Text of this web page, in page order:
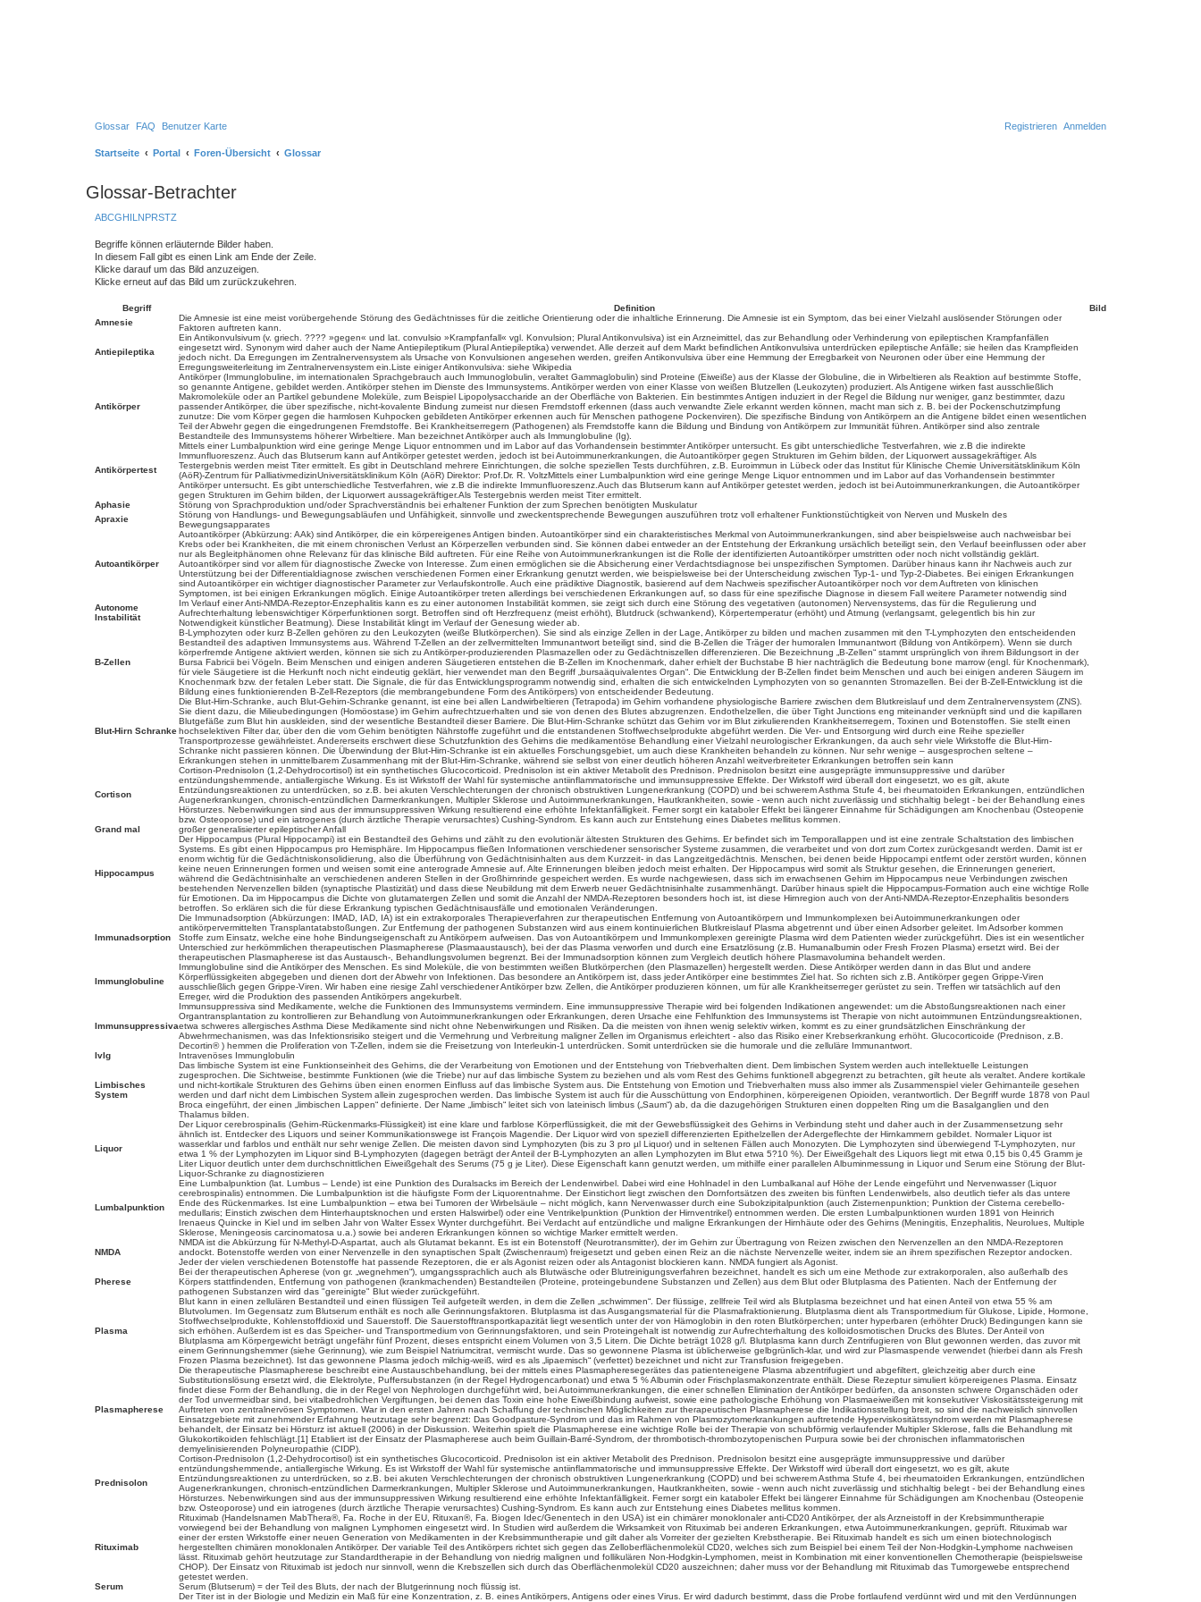
Glossar FAQ Benutzer Karte Anmelden
Registrieren
Startseite Portal Foren-Übersicht Glossar
Glossar-Betrachter
ABCGHIL NPRSTZ
Begriffe können erläuternde Bilder haben.
In diesem Fall gibt es einen Link am Ende der Zeile.
Klicke darauf um das Bild anzuzeigen.
Klicke erneut auf das Bild um zurückzukehren.
Begriff Definition
Bild
Amnesie
Die Amnesie ist eine meist vorübergehende Störung des Gedächtnisses für die zeitliche Orientierung oder die inhaltliche Erinnerung. Die Amnesie ist ein Symptom, das bei einer Vielzahl auslösender Störungen oder
Faktoren auftreten kann.
Antiepileptika
Ein Antikonvulsivum (v. griech. ???? »gegen« und lat. convulsio »Krampfanfall« vgl. Konvulsion; Plural Antikonvulsiva) ist ein Arzneimittel, das zur Behandlung oder Verhinderung von epileptischen Krampfanfällen
eingesetzt wird. Synonym wird daher auch der Name Antiepileptikum (Plural Antiepileptika) verwendet. Alle derzeit auf dem Markt befindlichen Antikonvulsiva unterdrücken epileptische Anfälle; sie heilen das Krampfleiden
jedoch nicht. Da Erregungen im Zentralnervensystem als Ursache von Konvulsionen angesehen werden, greifen Antikonvulsiva über eine Hemmung der Erregbarkeit von Neuronen oder über eine Hemmung der
Erregungsweiterleitung im Zentralnervensystem ein.Liste einiger Antikonvulsiva: siehe Wikipedia
Antikörper
Antikörper (Immunglobuline, im internationalen Sprachgebrauch auch Immunoglobulin, veraltet Gammaglobulin) sind Proteine (Eiweiße) aus der Klasse der Globuline, die in Wirbeltieren als Reaktion auf bestimmte Stoffe,
so genannte Antigene, gebildet werden. Antikörper stehen im Dienste des Immunsystems. Antikörper werden von einer Klasse von weißen Blutzellen (Leukozyten) produziert. Als Antigene wirken fast ausschließlich
Makromoleküle oder an Partikel gebundene Moleküle, zum Beispiel Lipopolysaccharide an der Oberfläche von Bakterien. Ein bestimmtes Antigen induziert in der Regel die Bildung nur weniger, ganz bestimmter, dazu
passender Antikörper, die über spezifische, nicht-kovalente Bindung zumeist nur diesen Fremdstoff erkennen (dass auch verwandte Ziele erkannt werden können, macht man sich z. B. bei der Pockenschutzimpfung
zunutze: Die vom Körper gegen die harmlosen Kuhpocken gebildeten Antikörper erkennen auch für Menschen pathogene Pockenviren). Die spezifische Bindung von Antikörpern an die Antigene bildet einen wesentlichen
Teil der Abwehr gegen die eingedrungenen Fremdstoffe. Bei Krankheitserregern (Pathogenen) als Fremdstoffe kann die Bildung und Bindung von Antikörpern zur Immunität führen. Antikörper sind also zentrale
Bestandteile des Immunsystems höherer Wirbeltiere. Man bezeichnet Antikörper auch als Immunglobuline (Ig).
Antikörpertest
Mittels einer Lumbalpunktion wird eine geringe Menge Liquor entnommen und im Labor auf das Vorhandensein bestimmter Antikörper untersucht. Es gibt unterschiedliche Testverfahren, wie z.B die indirekte
Immunfluoreszenz. Auch das Blutserum kann auf Antikörper getestet werden, jedoch ist bei Autoimmunerkrankungen, die Autoantikörper gegen Strukturen im Gehirn bilden, der Liquorwert aussagekräftiger. Als
Testergebnis werden meist Titer ermittelt. Es gibt in Deutschland mehrere Einrichtungen, die solche speziellen Tests durchführen, z.B. Euroimmun in Lübeck oder das Institut für Klinische Chemie Universitätsklinikum Köln
(AöR)-Zentrum für PalliativmedizinUniversitätsklinikum Köln (AöR) Direktor: Prof.Dr. R. VoltzMittels einer Lumbalpunktion wird eine geringe Menge Liquor entnommen und im Labor auf das Vorhandensein bestimmter
Antikörper untersucht. Es gibt unterschiedliche Testverfahren, wie z.B die indirekte Immunfluoreszenz.Auch das Blutserum kann auf Antikörper getestet werden, jedoch ist bei Autoimmunerkrankungen, die Autoantikörper
gegen Strukturen im Gehirn bilden, der Liquorwert aussagekräftiger.Als Testergebnis werden meist Titer ermittelt.
Aphasie
Störung von Sprachproduktion und/oder Sprachverständnis bei erhaltener Funktion der zum Sprechen benötigten Muskulatur
Apraxie
Störung von Handlungs- und Bewegungsabläufen und Unfähigkeit, sinnvolle und zweckentsprechende Bewegungen auszuführen trotz voll erhaltener Funktionstüchtigkeit von Nerven und Muskeln des
Bewegungsapparates
Autoantikörper
Autoantikörper (Abkürzung: AAk) sind Antikörper, die ein körpereigenes Antigen binden. Autoantikörper sind ein charakteristisches Merkmal von Autoimmunerkrankungen, sind aber beispielsweise auch nachweisbar bei
Krebs oder bei Krankheiten, die mit einem chronischen Verlust an Körperzellen verbunden sind. Sie können dabei entweder an der Entstehung der Erkrankung ursächlich beteiligt sein, den Verlauf beeinflussen oder aber
nur als Begleitphänomen ohne Relevanz für das klinische Bild auftreten. Für eine Reihe von Autoimmunerkrankungen ist die Rolle der identifizierten Autoantikörper umstritten oder noch nicht vollständig geklärt.
Autoantikörper sind vor allem für diagnostische Zwecke von Interesse. Zum einen ermöglichen sie die Absicherung einer Verdachtsdiagnose bei unspezifischen Symptomen. Darüber hinaus kann ihr Nachweis auch zur
Unterstützung bei der Differentialdiagnose zwischen verschiedenen Formen einer Erkrankung genutzt werden, wie beispielsweise bei der Unterscheidung zwischen Typ-1- und Typ-2-Diabetes. Bei einigen Erkrankungen
sind Autoantikörper ein wichtiger diagnostischer Parameter zur Verlaufskontrolle. Auch eine prädiktive Diagnostik, basierend auf dem Nachweis spezifischer Autoantikörper noch vor dem Auftreten von klinischen
Symptomen, ist bei einigen Erkrankungen möglich. Einige Autoantikörper treten allerdings bei verschiedenen Erkrankungen auf, so dass für eine spezifische Diagnose in diesem Fall weitere Parameter notwendig sind
Autonome
Instabilität
Im Verlauf einer Anti-NMDA-Rezeptor-Enzephalitis kann es zu einer autonomen Instabilität kommen, sie zeigt sich durch eine Störung des vegetativen (autonomen) Nervensystems, das für die Regulierung und
Aufrechterhaltung lebenswichtiger Körperfunktionen sorgt. Betroffen sind oft Herzfrequenz (meist erhöht), Blutdruck (schwankend), Körpertemperatur (erhöht) und Atmung (verlangsamt, gelegentlich bis hin zur
Notwendigkeit künstlicher Beatmung). Diese Instabilität klingt im Verlauf der Genesung wieder ab.
B-Zellen
B-Lymphozyten oder kurz B-Zellen gehören zu den Leukozyten (weiße Blutkörperchen). Sie sind als einzige Zellen in der Lage, Antikörper zu bilden und machen zusammen mit den T-Lymphozyten den entscheidenden
Bestandteil des adaptiven Immunsystems aus. Während T-Zellen an der zellvermittelten Immunantwort beteiligt sind, sind die B-Zellen die Träger der humoralen Immunantwort (Bildung von Antikörpern). Wenn sie durch
körperfremde Antigene aktiviert werden, können sie sich zu Antikörper-produzierenden Plasmazellen oder zu Gedächtniszellen differenzieren. Die Bezeichnung „B-Zellen“ stammt ursprünglich von ihrem Bildungsort in der
Bursa Fabricii bei Vögeln. Beim Menschen und einigen anderen Säugetieren entstehen die B-Zellen im Knochenmark, daher erhielt der Buchstabe B hier nachträglich die Bedeutung bone marrow (engl. für Knochenmark),
für viele Säugetiere ist die Herkunft noch nicht eindeutig geklärt, hier verwendet man den Begriff „bursaäquivalentes Organ“. Die Entwicklung der B-Zellen findet beim Menschen und auch bei einigen anderen Säugern im
Knochenmark bzw. der fetalen Leber statt. Die Signale, die für das Entwicklungsprogramm notwendig sind, erhalten die sich entwickelnden Lymphozyten von so genannten Stromazellen. Bei der B-Zell-Entwicklung ist die
Bildung eines funktionierenden B-Zell-Rezeptors (die membrangebundene Form des Antikörpers) von entscheidender Bedeutung.
Blut-Hirn Schranke
Die Blut-Hirn-Schranke, auch Blut-Gehirn-Schranke genannt, ist eine bei allen Landwirbeltieren (Tetrapoda) im Gehirn vorhandene physiologische Barriere zwischen dem Blutkreislauf und dem Zentralnervensystem (ZNS).
Sie dient dazu, die Milieubedingungen (Homöostase) im Gehirn aufrechtzuerhalten und sie von denen des Blutes abzugrenzen. Endothelzellen, die über Tight Junctions eng miteinander verknüpft sind und die kapillaren
Blutgefäße zum Blut hin auskleiden, sind der wesentliche Bestandteil dieser Barriere. Die Blut-Hirn-Schranke schützt das Gehirn vor im Blut zirkulierenden Krankheitserregern, Toxinen und Botenstoffen. Sie stellt einen
hochselektiven Filter dar, über den die vom Gehirn benötigten Nährstoffe zugeführt und die entstandenen Stoffwechselprodukte abgeführt werden. Die Ver- und Entsorgung wird durch eine Reihe spezieller
Transportprozesse gewährleistet. Andererseits erschwert diese Schutzfunktion des Gehirns die medikamentöse Behandlung einer Vielzahl neurologischer Erkrankungen, da auch sehr viele Wirkstoffe die Blut-Hirn-
Schranke nicht passieren können. Die Überwindung der Blut-Hirn-Schranke ist ein aktuelles Forschungsgebiet, um auch diese Krankheiten behandeln zu können. Nur sehr wenige – ausgesprochen seltene –
Erkrankungen stehen in unmittelbarem Zusammenhang mit der Blut-Hirn-Schranke, während sie selbst von einer deutlich höheren Anzahl weitverbreiteter Erkrankungen betroffen sein kann
Cortison
Cortison-Prednisolon (1,2-Dehydrocortisol) ist ein synthetisches Glucocorticoid. Prednisolon ist ein aktiver Metabolit des Prednison. Prednisolon besitzt eine ausgeprägte immunsuppressive und darüber
entzündungshemmende, antiallergische Wirkung. Es ist Wirkstoff der Wahl für systemische antiinflammatorische und immunsuppressive Effekte. Der Wirkstoff wird überall dort eingesetzt, wo es gilt, akute
Entzündungsreaktionen zu unterdrücken, so z.B. bei akuten Verschlechterungen der chronisch obstruktiven Lungenerkrankung (COPD) und bei schwerem Asthma Stufe 4, bei rheumatoiden Erkrankungen, entzündlichen
Augenerkrankungen, chronisch-entzündlichen Darmerkrankungen, Multipler Sklerose und Autoimmunerkrankungen, Hautkrankheiten, sowie - wenn auch nicht zuverlässig und stichhaltig belegt - bei der Behandlung eines
Hörsturzes. Nebenwirkungen sind aus der immunsuppressiven Wirkung resultierend eine erhöhte Infektanfälligkeit. Ferner sorgt ein kataboler Effekt bei längerer Einnahme für Schädigungen am Knochenbau (Osteopenie
bzw. Osteoporose) und ein iatrogenes (durch ärztliche Therapie verursachtes) Cushing-Syndrom. Es kann auch zur Entstehung eines Diabetes mellitus kommen.
Grand mal
großer generalisierter epileptischer Anfall
Hippocampus
Der Hippocampus (Plural Hippocampi) ist ein Bestandteil des Gehirns und zählt zu den evolutionär ältesten Strukturen des Gehirns. Er befindet sich im Temporallappen und ist eine zentrale Schaltstation des limbischen
Systems. Es gibt einen Hippocampus pro Hemisphäre. Im Hippocampus fließen Informationen verschiedener sensorischer Systeme zusammen, die verarbeitet und von dort zum Cortex zurückgesandt werden. Damit ist er
enorm wichtig für die Gedächtniskonsolidierung, also die Überführung von Gedächtnisinhalten aus dem Kurzzeit- in das Langzeitgedächtnis. Menschen, bei denen beide Hippocampi entfernt oder zerstört wurden, können
keine neuen Erinnerungen formen und weisen somit eine anterograde Amnesie auf. Alte Erinnerungen bleiben jedoch meist erhalten. Der Hippocampus wird somit als Struktur gesehen, die Erinnerungen generiert,
während die Gedächtnisinhalte an verschiedenen anderen Stellen in der Großhirnrinde gespeichert werden. Es wurde nachgewiesen, dass sich im erwachsenen Gehirn im Hippocampus neue Verbindungen zwischen
bestehenden Nervenzellen bilden (synaptische Plastizität) und dass diese Neubildung mit dem Erwerb neuer Gedächtnisinhalte zusammenhängt. Darüber hinaus spielt die Hippocampus-Formation auch eine wichtige Rolle
für Emotionen. Da im Hippocampus die Dichte von glutamatergen Zellen und somit die Anzahl der NMDA-Rezeptoren besonders hoch ist, ist diese Hirnregion auch von der Anti-NMDA-Rezeptor-Enzephalitis besonders
betroffen. So erklären sich die für diese Erkrankung typischen Gedächtnisausfälle und emotionalen Veränderungen.
Immunadsorption
Die Immunadsorption (Abkürzungen: IMAD, IAD, IA) ist ein extrakorporales Therapieverfahren zur therapeutischen Entfernung von Autoantikörpern und Immunkomplexen bei Autoimmunerkrankungen oder
antikörpervermittelten Transplantatabstoßungen. Zur Entfernung der pathogenen Substanzen wird aus einem kontinuierlichen Blutkreislauf Plasma abgetrennt und über einen Adsorber geleitet. Im Adsorber kommen
Stoffe zum Einsatz, welche eine hohe Bindungseigenschaft zu Antikörpern aufweisen. Das von Autoantikörpern und Immunkomplexen gereinigte Plasma wird dem Patienten wieder zurückgeführt. Dies ist ein wesentlicher
Unterschied zur herkömmlichen therapeutischen Plasmapherese (Plasmaaustausch), bei der das Plasma verworfen und durch eine Ersatzlösung (z.B. Humanalbumin oder Fresh Frozen Plasma) ersetzt wird. Bei der
therapeutischen Plasmapherese ist das Austausch-, Behandlungsvolumen begrenzt. Bei der Immunadsorption können zum Vergleich deutlich höhere Plasmavolumina behandelt werden.
Immunglobuline
Immunglobuline sind die Antikörper des Menschen. Es sind Moleküle, die von bestimmten weißen Blutkörperchen (den Plasmazellen) hergestellt werden. Diese Antikörper werden dann in das Blut und andere
Körperflüssigkeiten abgegeben und dienen dort der Abwehr von Infektionen. Das besondere an Antikörpern ist, dass jeder Antikörper eine bestimmtes Ziel hat. So richten sich z.B. Antikörper gegen Grippe-Viren
ausschließlich gegen Grippe-Viren. Wir haben eine riesige Zahl verschiedener Antikörper bzw. Zellen, die Antikörper produzieren können, um für alle Krankheitserreger gerüstet zu sein. Treffen wir tatsächlich auf den
Erreger, wird die Produktion des passenden Antikörpers angekurbelt.
Immunsuppressiva
Immunsuppressiva sind Medikamente, welche die Funktionen des Immunsystems vermindern. Eine immunsuppressive Therapie wird bei folgenden Indikationen angewendet: um die Abstoßungsreaktionen nach einer
Organtransplantation zu kontrollieren zur Behandlung von Autoimmunerkrankungen oder Erkrankungen, deren Ursache eine Fehlfunktion des Immunsystems ist Therapie von nicht autoimmunen Entzündungsreaktionen,
etwa schweres allergisches Asthma Diese Medikamente sind nicht ohne Nebenwirkungen und Risiken. Da die meisten von ihnen wenig selektiv wirken, kommt es zu einer grundsätzlichen Einschränkung der
Abwehrmechanismen, was das Infektionsrisiko steigert und die Vermehrung und Verbreitung maligner Zellen im Organismus erleichtert - also das Risiko einer Krebserkrankung erhöht. Glucocorticoide (Prednison, z.B.
Decortin® ) hemmen die Proliferation von T-Zellen, indem sie die Freisetzung von Interleukin-1 unterdrücken. Somit unterdrücken sie die humorale und die zelluläre Immunantwort.
IvIg
Intravenöses Immunglobulin
Limbisches
System
Das limbische System ist eine Funktionseinheit des Gehirns, die der Verarbeitung von Emotionen und der Entstehung von Triebverhalten dient. Dem limbischen System werden auch intellektuelle Leistungen
zugesprochen. Die Sichtweise, bestimmte Funktionen (wie die Triebe) nur auf das limbische System zu beziehen und als vom Rest des Gehirns funktionell abgegrenzt zu betrachten, gilt heute als veraltet. Andere kortikale
und nicht-kortikale Strukturen des Gehirns üben einen enormen Einfluss auf das limbische System aus. Die Entstehung von Emotion und Triebverhalten muss also immer als Zusammenspiel vieler Gehirnanteile gesehen
werden und darf nicht dem Limbischen System allein zugesprochen werden. Das limbische System ist auch für die Ausschüttung von Endorphinen, körpereigenen Opioiden, verantwortlich. Der Begriff wurde 1878 von Paul
Broca eingeführt, der einen „limbischen Lappen“ definierte. Der Name „limbisch“ leitet sich von lateinisch limbus („Saum“) ab, da die dazugehörigen Strukturen einen doppelten Ring um die Basalganglien und den
Thalamus bilden.
Liquor
Der Liquor cerebrospinalis (Gehirn-Rückenmarks-Flüssigkeit) ist eine klare und farblose Körperflüssigkeit, die mit der Gewebsflüssigkeit des Gehirns in Verbindung steht und daher auch in der Zusammensetzung sehr
ähnlich ist. Entdecker des Liquors und seiner Kommunikationswege ist François Magendie. Der Liquor wird von speziell differenzierten Epithelzellen der Adergeflechte der Hirnkammern gebildet. Normaler Liquor ist
wasserklar und farblos und enthält nur sehr wenige Zellen. Die meisten davon sind Lymphozyten (bis zu 3 pro µl Liquor) und in seltenen Fällen auch Monozyten. Die Lymphozyten sind überwiegend T-Lymphozyten, nur
etwa 1 % der Lymphozyten im Liquor sind B-Lymphozyten (dagegen beträgt der Anteil der B-Lymphozyten an allen Lymphozyten im Blut etwa 5?10 %). Der Eiweißgehalt des Liquors liegt mit etwa 0,15 bis 0,45 Gramm je
Liter Liquor deutlich unter dem durchschnittlichen Eiweißgehalt des Serums (75 g je Liter). Diese Eigenschaft kann genutzt werden, um mithilfe einer parallelen Albuminmessung in Liquor und Serum eine Störung der Blut-
Liquor-Schranke zu diagnostizieren
Lumbalpunktion
Eine Lumbalpunktion (lat. Lumbus – Lende) ist eine Punktion des Duralsacks im Bereich der Lendenwirbel. Dabei wird eine Hohlnadel in den Lumbalkanal auf Höhe der Lende eingeführt und Nervenwasser (Liquor
cerebrospinalis) entnommen. Die Lumbalpunktion ist die häufigste Form der Liquorentnahme. Der Einstichort liegt zwischen den Dornfortsätzen des zweiten bis fünften Lendenwirbels, also deutlich tiefer als das untere
Ende des Rückenmarkes. Ist eine Lumbalpunktion – etwa bei Tumoren der Wirbelsäule – nicht möglich, kann Nervenwasser durch eine Subokzipitalpunktion (auch Zisternenpunktion; Punktion der Cisterna cerebello-
medullaris; Einstich zwischen dem Hinterhauptsknochen und ersten Halswirbel) oder eine Ventrikelpunktion (Punktion der Hirnventrikel) entnommen werden. Die ersten Lumbalpunktionen wurden 1891 von Heinrich
Irenaeus Quincke in Kiel und im selben Jahr von Walter Essex Wynter durchgeführt. Bei Verdacht auf entzündliche und maligne Erkrankungen der Hirnhäute oder des Gehirns (Meningitis, Enzephalitis, Neurolues, Multiple
Sklerose, Meningeosis carcinomatosa u.a.) sowie bei anderen Erkrankungen können so wichtige Marker ermittelt werden.
NMDA
NMDA ist die Abkürzung für N-Methyl-D-Aspartat, auch als Glutamat bekannt. Es ist ein Botenstoff (Neurotransmitter), der im Gehirn zur Übertragung von Reizen zwischen den Nervenzellen an den NMDA-Rezeptoren
andockt. Botenstoffe werden von einer Nervenzelle in den synaptischen Spalt (Zwischenraum) freigesetzt und geben einen Reiz an die nächste Nervenzelle weiter, indem sie an ihrem spezifischen Rezeptor andocken.
Jeder der vielen verschiedenen Botenstoffe hat passende Rezeptoren, die er als Agonist reizen oder als Antagonist blockieren kann. NMDA fungiert als Agonist.
Pherese
Bei der therapeutischen Apherese (von gr. „wegnehmen“), umgangssprachlich auch als Blutwäsche oder Blutreinigungsverfahren bezeichnet, handelt es sich um eine Methode zur extrakorporalen, also außerhalb des
Körpers stattfindenden, Entfernung von pathogenen (krankmachenden) Bestandteilen (Proteine, proteingebundene Substanzen und Zellen) aus dem Blut oder Blutplasma des Patienten. Nach der Entfernung der
pathogenen Substanzen wird das "gereinigte" Blut wieder zurückgeführt.
Plasma
Blut kann in einen zellulären Bestandteil und einen flüssigen Teil aufgeteilt werden, in dem die Zellen „schwimmen“. Der flüssige, zellfreie Teil wird als Blutplasma bezeichnet und hat einen Anteil von etwa 55 % am
Blutvolumen. Im Gegensatz zum Blutserum enthält es noch alle Gerinnungsfaktoren. Blutplasma ist das Ausgangsmaterial für die Plasmafraktionierung. Blutplasma dient als Transportmedium für Glukose, Lipide, Hormone,
Stoffwechselprodukte, Kohlenstoffdioxid und Sauerstoff. Die Sauerstofftransportkapazität liegt wesentlich unter der von Hämoglobin in den roten Blutkörperchen; unter hyperbaren (erhöhter Druck) Bedingungen kann sie
sich erhöhen. Außerdem ist es das Speicher- und Transportmedium von Gerinnungsfaktoren, und sein Proteingehalt ist notwendig zur Aufrechterhaltung des kolloidosmotischen Drucks des Blutes. Der Anteil von
Blutplasma am Körpergewicht beträgt ungefähr fünf Prozent, dieses entspricht einem Volumen von 3,5 Litern. Die Dichte beträgt 1028 g/l. Blutplasma kann durch Zentrifugieren von Blut gewonnen werden, das zuvor mit
einem Gerinnungshemmer (siehe Gerinnung), wie zum Beispiel Natriumcitrat, vermischt wurde. Das so gewonnene Plasma ist üblicherweise gelbgrünlich-klar, und wird zur Plasmaspende verwendet (hierbei dann als Fresh
Frozen Plasma bezeichnet). Ist das gewonnene Plasma jedoch milchig-weiß, wird es als „lipaemisch“ (verfettet) bezeichnet und nicht zur Transfusion freigegeben.
Plasmapherese
Die therapeutische Plasmapherese beschreibt eine Austauschbehandlung, bei der mittels eines Plasmapheresegerätes das patienteneigene Plasma abzentrifugiert und abgefiltert, gleichzeitig aber durch eine
Substitutionslösung ersetzt wird, die Elektrolyte, Puffersubstanzen (in der Regel Hydrogencarbonat) und etwa 5 % Albumin oder Frischplasmakonzentrate enthält. Diese Rezeptur simuliert körpereigenes Plasma. Einsatz
findet diese Form der Behandlung, die in der Regel von Nephrologen durchgeführt wird, bei Autoimmunerkrankungen, die einer schnellen Elimination der Antikörper bedürfen, da ansonsten schwere Organschäden oder
der Tod unvermeidbar sind, bei vitalbedrohlichen Vergiftungen, bei denen das Toxin eine hohe Eiweißbindung aufweist, sowie eine pathologische Erhöhung von Plasmaeiweißen mit konsekutiver Viskositätssteigerung mit
Auftreten von zentralnervösen Symptomen. War in den ersten Jahren nach Schaffung der technischen Möglichkeiten zur therapeutischen Plasmapherese die Indikationsstellung breit, so sind die nachweislich sinnvollen
Einsatzgebiete mit zunehmender Erfahrung heutzutage sehr begrenzt: Das Goodpasture-Syndrom und das im Rahmen von Plasmozytomerkrankungen auftretende Hyperviskositätssyndrom werden mit Plasmapherese
behandelt, der Einsatz bei Hörsturz ist aktuell (2006) in der Diskussion. Weiterhin spielt die Plasmapherese eine wichtige Rolle bei der Therapie von schubförmig verlaufender Multipler Sklerose, falls die Behandlung mit
Glukokortikoiden fehlschlägt.[1] Etabliert ist der Einsatz der Plasmapherese auch beim Guillain-Barré-Syndrom, der thrombotisch-thrombozytopenischen Purpura sowie bei der chronischen inflammatorischen
demyelinisierenden Polyneuropathie (CIDP).
Prednisolon
Cortison-Prednisolon (1,2-Dehydrocortisol) ist ein synthetisches Glucocorticoid. Prednisolon ist ein aktiver Metabolit des Prednison. Prednisolon besitzt eine ausgeprägte immunsuppressive und darüber
entzündungshemmende, antiallergische Wirkung. Es ist Wirkstoff der Wahl für systemische antiinflammatorische und immunsuppressive Effekte. Der Wirkstoff wird überall dort eingesetzt, wo es gilt, akute
Entzündungsreaktionen zu unterdrücken, so z.B. bei akuten Verschlechterungen der chronisch obstruktiven Lungenerkrankung (COPD) und bei schwerem Asthma Stufe 4, bei rheumatoiden Erkrankungen, entzündlichen
Augenerkrankungen, chronisch-entzündlichen Darmerkrankungen, Multipler Sklerose und Autoimmunerkrankungen, Hautkrankheiten, sowie - wenn auch nicht zuverlässig und stichhaltig belegt - bei der Behandlung eines
Hörsturzes. Nebenwirkungen sind aus der immunsuppressiven Wirkung resultierend eine erhöhte Infektanfälligkeit. Ferner sorgt ein kataboler Effekt bei längerer Einnahme für Schädigungen am Knochenbau (Osteopenie
bzw. Osteoporose) und ein iatrogenes (durch ärztliche Therapie verursachtes) Cushing-Syndrom. Es kann auch zur Entstehung eines Diabetes mellitus kommen.
Rituximab
Rituximab (Handelsnamen MabThera®, Fa. Roche in der EU, Rituxan®, Fa. Biogen Idec/Genentech in den USA) ist ein chimärer monoklonaler anti-CD20 Antikörper, der als Arzneistoff in der Krebsimmuntherapie
vorwiegend bei der Behandlung von malignen Lymphomen eingesetzt wird. In Studien wird außerdem die Wirksamkeit von Rituximab bei anderen Erkrankungen, etwa Autoimmunerkrankungen, geprüft. Rituximab war
einer der ersten Wirkstoffe einer neuen Generation von Medikamenten in der Krebsimmuntherapie und gilt daher als Vorreiter der gezielten Krebstherapie. Bei Rituximab handelt es sich um einen biotechnologisch
hergestellten chimären monoklonalen Antikörper. Der variable Teil des Antikörpers richtet sich gegen das Zelloberflächenmolekül CD20, welches sich zum Beispiel bei einem Teil der Non-Hodgkin-Lymphome nachweisen
lässt. Rituximab gehört heutzutage zur Standardtherapie in der Behandlung von niedrig malignen und follikulären Non-Hodgkin-Lymphomen, meist in Kombination mit einer konventionellen Chemotherapie (beispielsweise
CHOP). Der Einsatz von Rituximab ist jedoch nur sinnvoll, wenn die Krebszellen sich durch das Oberflächenmolekül CD20 auszeichnen; daher muss vor der Behandlung mit Rituximab das Tumorgewebe entsprechend
getestet werden.
Serum
Serum (Blutserum) = der Teil des Bluts, der nach der Blutgerinnung noch flüssig ist.
Der Titer ist in der Biologie und Medizin ein Maß für eine Konzentration, z. B. eines Antikörpers, Antigens oder eines Virus. Er wird dadurch bestimmt, dass die Probe fortlaufend verdünnt wird und mit den Verdünnungen